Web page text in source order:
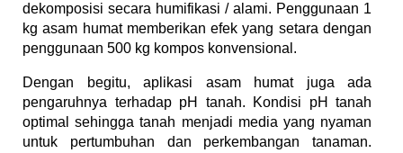
dekomposisi secara humifikasi / alami. Penggunaan 1
kg asam humat memberikan efek yang setara dengan
penggunaan 500 kg kompos konvensional.
Dengan begitu, aplikasi asam humat juga ada
pengaruhnya terhadap pH tanah. Kondisi pH tanah
optimal sehingga tanah menjadi media yang nyaman
untuk pertumbuhan dan perkembangan tanaman.